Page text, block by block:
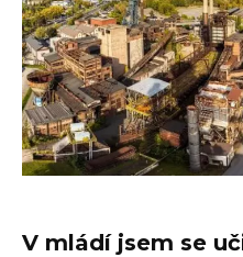
V mládí jsem se